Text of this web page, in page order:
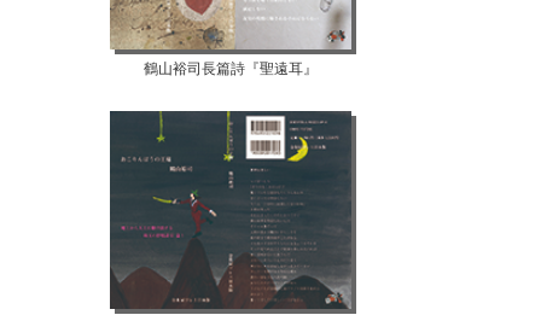
【07月10日...
鶴山裕司長篇詩『聖遠耳』